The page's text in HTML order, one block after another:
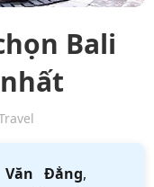
Bali
Đẳng,